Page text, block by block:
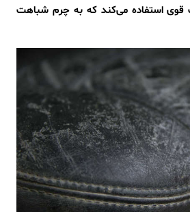
قوی استفاده می‌کند که به چرم شباهت